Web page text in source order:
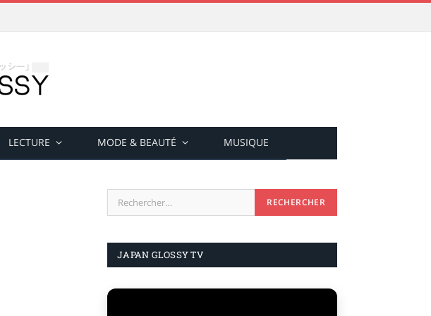
LECTURE MODE & BEAUTÉ MUSIQUE
JAPAN GLOSSY TV